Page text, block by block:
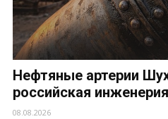
Нефтяные артерии
российская
08.08.2026